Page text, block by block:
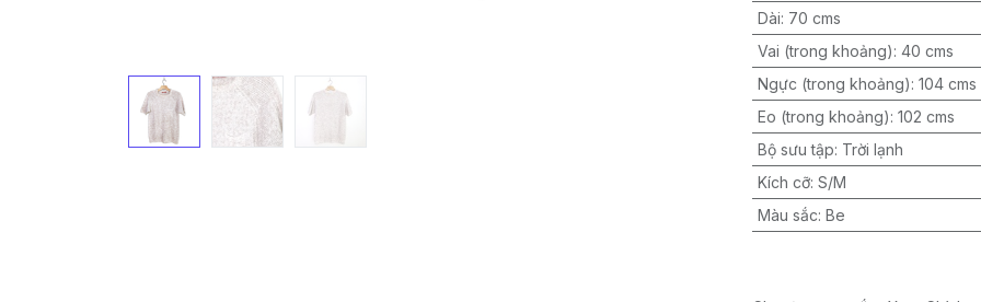
Dài: 70 cms
Vai (trong khoảng): 40 cms
Ngực (trong khoảng): 104 cms
Eo (trong khoảng): 102 cms
Bộ sưu tập: Trời lạnh
Kích cỡ: S/M
Màu sắc: Be